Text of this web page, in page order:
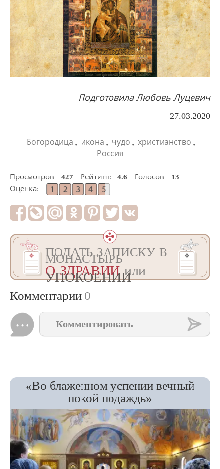
Подготовила Любовь Луцевич
27.03.2020
Богородица , икона , чудо , христианство ,
Россия
Просмотров: 427 Рейтинг: 4.6 Голосов:
13
Оценка:
ПОДАТЬ ЗАПИСКУ В
МОНАСТЫРЬ
О ЗДРАВИИили
УПОКОЕНИИ
Комментарии 0
Комментировать
«Во блаженном успении вечный
покой подаждь»